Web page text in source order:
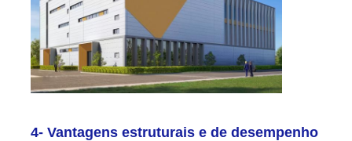
4- Vantagens estruturais e de desempenho